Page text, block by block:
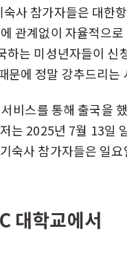
사 참가자들은 대한
관계없이 자율적으
는 미성년자들이 신
문에 정말 강추드리는
비스를 통해 출국을
는 2025년 7월 13일
숙사 참가자들은 일
대학교에서